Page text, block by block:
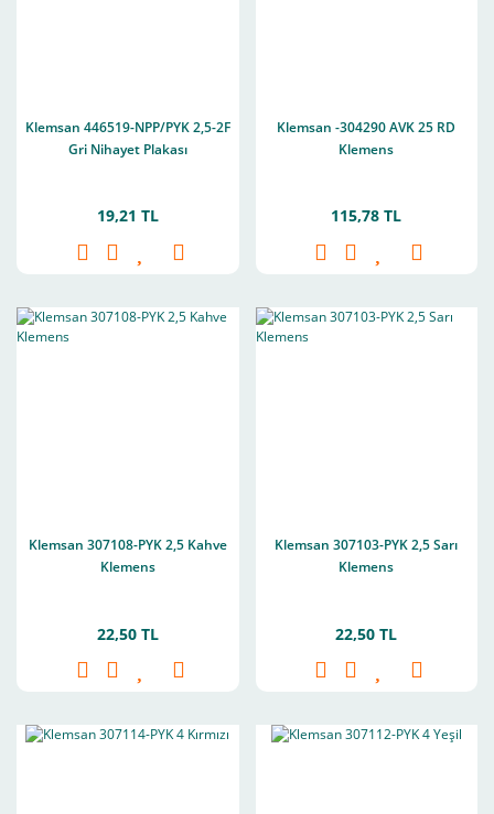
Klemsan 446519-NPP/PYK 2,5-2F
Gri Nihayet Plakası
19,21 TL
Klemsan -304290 AVK 25 RD
Klemens
115,78 TL
Klemsan 307108-PYK 2,5 Kahve
Klemens
22,50 TL
Klemsan 307103-PYK 2,5 Sarı
Klemens
22,50 TL